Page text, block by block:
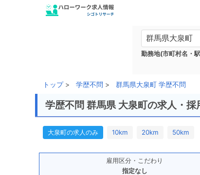
勤務地(市町村名・
トップ 学歴不問 群馬県大泉町 学歴不問
学歴不問 群馬県 大泉町の求人・採
大泉町の求人のみ 10km 20km 50km
雇用区分・こだわり
指定なし